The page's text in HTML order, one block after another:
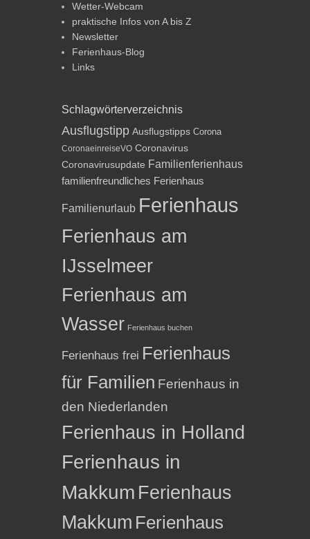
Wetter-Webcam
praktische Infos von A bis Z
Newsletter
Ferienhaus-Blog
Links
Schlagwörterverzeichnis
Ausflugstipp Ausflugstipps Corona
CoronaeinreiseVO Coronavirus
Coronavirusupdate Familienferienhaus
familienfreundliches Ferienhaus
Familienurlaub Ferienhaus
Ferienhaus am
IJsselmeer
Ferienhaus am
Wasser Ferienhaus buchen
Ferienhaus frei Ferienhaus
für Familien Ferienhaus in
den Niederlanden
Ferienhaus in Holland
Ferienhaus in
Makkum Ferienhaus
Makkum Ferienhaus